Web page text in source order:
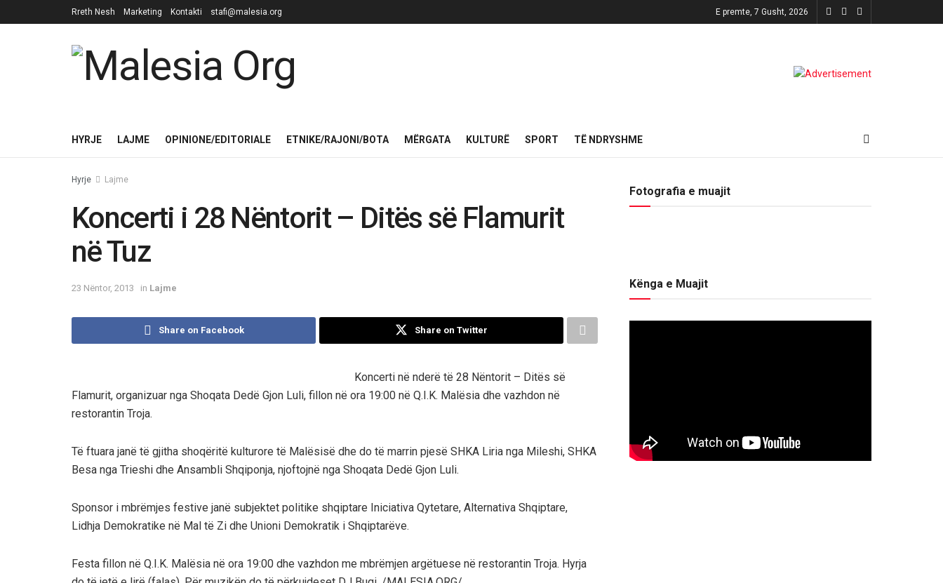
Rreth Nesh Marketing Kontakti stafi@malesia.org E premte, 7 Gusht, 2026
HYRJE LAJME OPINIONE/EDITORIALE ETNIKE/RAJONI/BOTA MËRGATA KULTURË SPORT TË NDRYSHME
Hyrje Lajme
Koncerti i 28 Nëntorit – Ditës së Flamurit
në Tuz
23 Nëntor, 2013 in Lajme
Share on Facebook Share on Twitter
Koncerti në nderë të 28 Nëntorit – Ditës së
Flamurit, organizuar nga Shoqata Dedë Gjon Luli, fillon në ora 19:00 në Q.I.K. Malësia dhe vazhdon në
restorantin Troja.
Të ftuara janë të gjitha shoqëritë kulturore të Malësisë dhe do të marrin pjesë SHKA Liria nga Mileshi, SHKA
Besa nga Trieshi dhe Ansambli Shqiponja, njoftojnë nga Shoqata Dedë Gjon Luli.
Sponsor i mbrëmjes festive janë subjektet politike shqiptare Iniciativa Qytetare, Alternativa Shqiptare,
Lidhja Demokratike në Mal të Zi dhe Unioni Demokratik i Shqiptarëve.
Festa fillon në Q.I.K. Malësia në ora 19:00 dhe vazhdon me mbrëmjen argëtuese në restorantin Troja. Hyrja
Fotografia e muajit
Kënga e Muajit